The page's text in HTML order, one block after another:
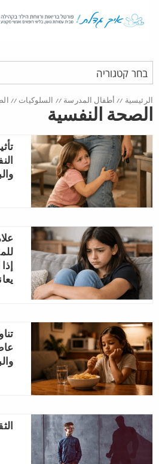
الرئيسية // أطفال المدرسة // السلوكيات //
الصحة النفسية